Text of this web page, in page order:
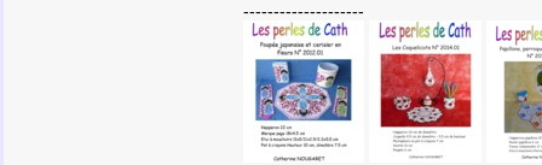
--------------------